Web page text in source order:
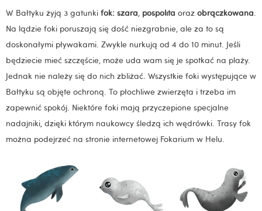
W Bałtyku żyją 3 gatunki fok: szara, pospolita oraz obrączkowana.
Na lądzie foki poruszają się dość niezgrabnie, ale za to są
doskonałymi pływakami. Zwykle nurkują od 4 do 10 minut. Jeśli
będziecie mieć szczęście, może uda wam się je spotkać na plaży.
Jednak nie należy się do nich zbliżać. Wszystkie foki występujące w
Bałtyku są objęte ochroną. To płochliwe zwierzęta i trzeba im
zapewnić spokój. Niektóre foki mają przyczepione specjalne
nadajniki, dzięki którym naukowcy śledzą ich wędrówki. Trasy fok
można podejrzeć na stronie internetowej Fokarium w Helu.